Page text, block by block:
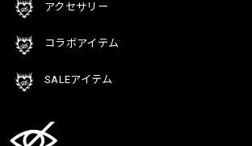
アクセサリー
コラボアイテム
SALEアイテム